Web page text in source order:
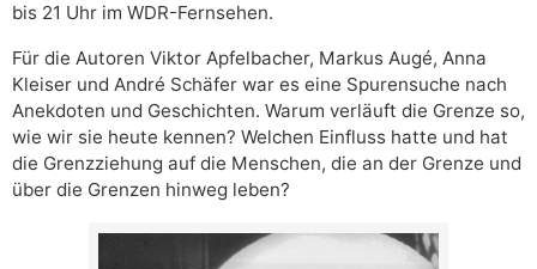
bis 21 Uhr im WDR-Fernsehen.
Für die Autoren Viktor Apfelbacher, Markus Augé, Anna
Kleiser und André Schäfer war es eine Spurensuche nach
Anekdoten und Geschichten. Warum verläuft die Grenze so,
wie wir sie heute kennen? Welchen Einfluss hatte und hat
die Grenzziehung auf die Menschen, die an der Grenze und
über die Grenzen hinweg leben?